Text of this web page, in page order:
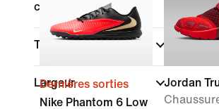
chaussures
Type de fermeture
Largeur
Dernières sorties
Nike Phantom 6 Low
Jordan